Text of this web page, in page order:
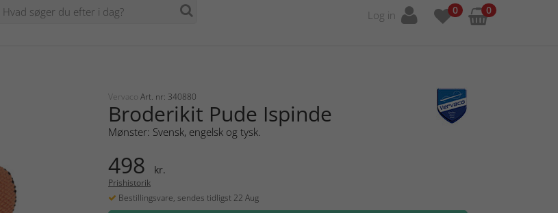
Log in 0 0
Vervaco Art. nr: 340880
Broderikit Pude Ispinde
Mønster: Svensk, engelsk og tysk.
498 kr.
Prishistorik
Bestillingsvare, sendes tidligst 22 Aug